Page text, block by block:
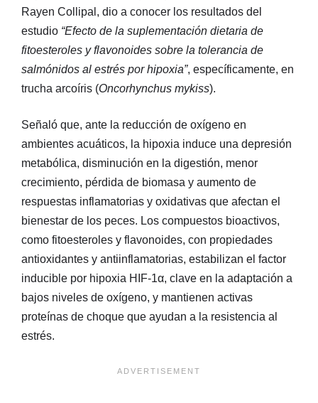
Rayen Collipal, dio a conocer los resultados del
estudio “Efecto de la suplementación dietaria de
fitoesteroles y flavonoides sobre la tolerancia de
salmónidos al estrés por hipoxia”, específicamente, en
trucha arcoíris (Oncorhynchus mykiss).
Señaló que, ante la reducción de oxígeno en
ambientes acuáticos, la hipoxia induce una depresión
metabólica, disminución en la digestión, menor
crecimiento, pérdida de biomasa y aumento de
respuestas inflamatorias y oxidativas que afectan el
bienestar de los peces. Los compuestos bioactivos,
como fitoesteroles y flavonoides, con propiedades
antioxidantes y antiinflamatorias, estabilizan el factor
inducible por hipoxia HIF-1α, clave en la adaptación a
bajos niveles de oxígeno, y mantienen activas
proteínas de choque que ayudan a la resistencia al
estrés.